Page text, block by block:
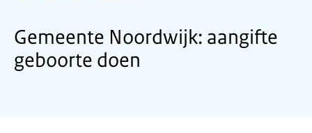
Gemeente Noordwijk: aangifte
geboorte doen